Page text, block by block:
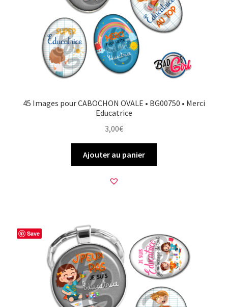
45 Images pour CABOCHON OVALE • BG00750 • Merci
Educatrice
3,00€
Ajouter au panier
Save